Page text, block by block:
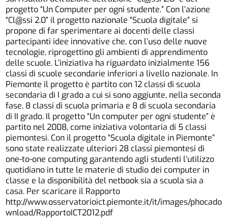
progetto “Un Computer per ogni studente.” Con l’azione
“Cl@ssi 2.0” il progetto nazionale “Scuola digitale” si
propone di far sperimentare ai docenti delle classi
partecipanti idee innovative che, con l’uso delle nuove
tecnologie, riprogettino gli ambienti di apprendimento
delle scuole. L’iniziativa ha riguardato inizialmente 156
classi di scuole secondarie inferiori a livello nazionale. In
Piemonte il progetto è partito con 12 classi di scuola
secondaria di I grado a cui si sono aggiunte, nella seconda
fase, 8 classi di scuola primaria e 8 di scuola secondaria
di II grado. Il progetto “Un computer per ogni studente” è
partito nel 2008, come iniziativa volontaria di 5 classi
piemontesi. Con il progetto “Scuola digitale in Piemonte”
sono state realizzate ulteriori 28 classi piemontesi di
one-to-one computing garantendo agli studenti l’utilizzo
quotidiano in tutte le materie di studio dei computer in
classe e la disponibilità del netbook sia a scuola sia a
casa. Per scaricare il Rapporto
http://www.osservatorioict.piemonte.it/it/images/phocado
wnload/RapportoICT2012.pdf